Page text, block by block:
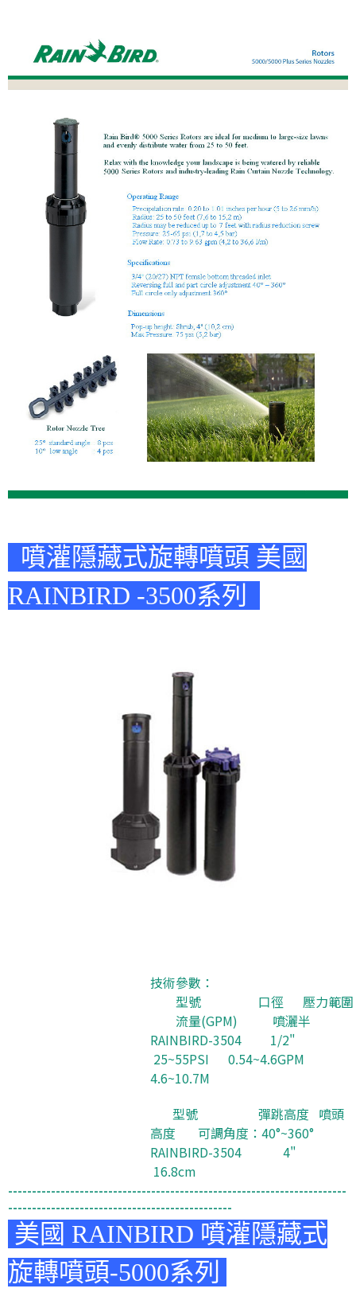
噴灌隱藏式旋轉噴頭 美國
RAINBIRD -3500系列
技術參數：
型號 口徑 壓力範圍
流量(GPM) 噴灑半
RAINBIRD-3504 1/2"
25~55PSI 0.54~4.6GPM
4.6~10.7M
型號 彈跳高度 噴頭
高度 可調角度：40°~360°
RAINBIRD-3504 4"
16.8cm
-----------------------------------------------------------------------
-----------------------------------------------
美國 RAINBIRD 噴灌隱藏式
旋轉噴頭-5000系列